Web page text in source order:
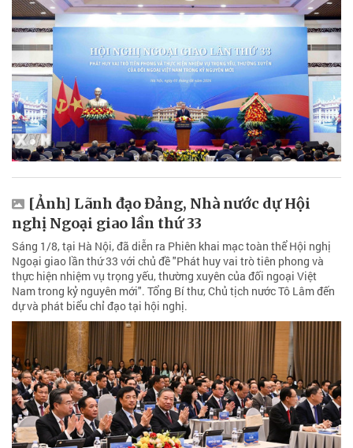
[Ảnh] Lãnh đạo Đảng, Nhà nước dự Hội
nghị Ngoại giao lần thứ 33
Sáng 1/8, tại Hà Nội, đã diễn ra Phiên khai mạc toàn thể Hội nghị
Ngoại giao lần thứ 33 với chủ đề "Phát huy vai trò tiên phong và
thực hiện nhiệm vụ trọng yếu, thường xuyên của đối ngoại Việt
Nam trong kỷ nguyên mới". Tổng Bí thư, Chủ tịch nước Tô Lâm đến
dự và phát biểu chỉ đạo tại hội nghị.